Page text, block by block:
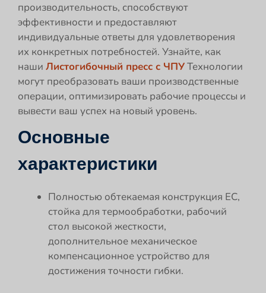
производительность, способствуют
эффективности и предоставляют
индивидуальные ответы для удовлетворения
их конкретных потребностей. Узнайте, как
наши Листогибочный пресс с ЧПУТехнологии
могут преобразовать ваши производственные
операции, оптимизировать рабочие процессы и
вывести ваш успех на новый уровень.
Основные
характеристики
Полностью обтекаемая конструкция ЕС,
стойка для термообработки, рабочий
стол высокой жесткости,
дополнительное механическое
компенсационное устройство для
достижения точности гибки.